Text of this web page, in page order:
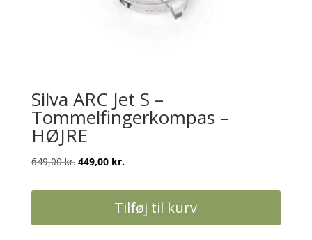
Silva ARC Jet S –
Tommelfingerkompas –
HØJRE
649,00kr. Den
pris
649,00 kr..
449,00 kr.Den
pris
er:
449,00 kr..
Tilføj til kurv